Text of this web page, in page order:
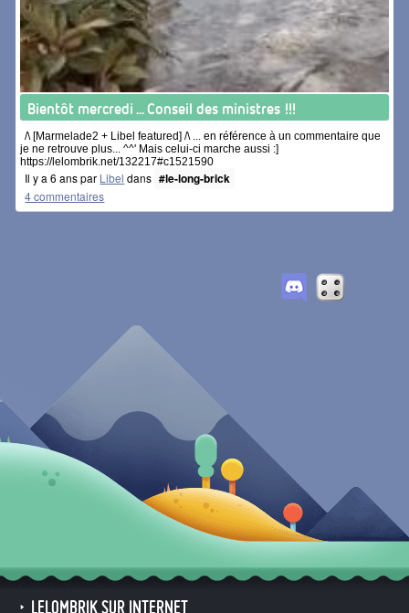
Bientôt mercredi ... Conseil des ministres !!!
/\ [Marmelade2 + Libel featured] /\ ... en référence à un commentaire que
je ne retrouve plus... ^^' Mais celui-ci marche aussi :]
https://lelombrik.net/132217#c1521590
Il y a 6 ans par Libel dans #le-long-brick
4 commentaires
LELOMBRIK SUR INTERNET